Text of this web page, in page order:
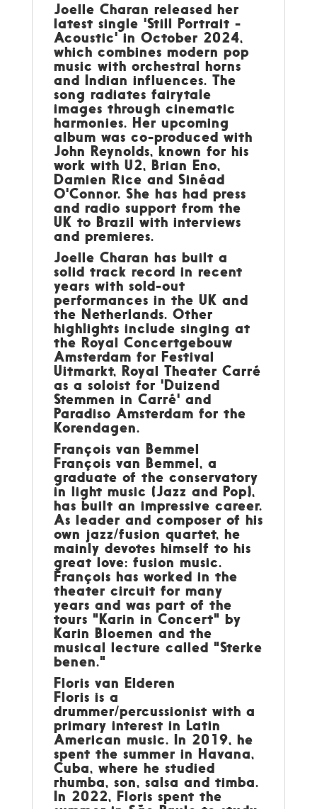
Joelle Charan released her
latest single 'Still Portrait -
Acoustic' in October 2024,
which combines modern pop
music with orchestral horns
and Indian influences. The
song radiates fairytale
images through cinematic
harmonies. Her upcoming
album was co-produced with
John Reynolds, known for his
work with U2, Brian Eno,
Damien Rice and Sinéad
O'Connor. She has had press
and radio support from the
UK to Brazil with interviews
and premieres.
Joelle Charan has built a
solid track record in recent
years with sold-out
performances in the UK and
the Netherlands. Other
highlights include singing at
the Royal Concertgebouw
Amsterdam for Festival
Uitmarkt, Royal Theater Carré
as a soloist for 'Duizend
Stemmen in Carré' and
Paradiso Amsterdam for the
Korendagen.
François van Bemmel
François van Bemmel, a
graduate of the conservatory
in light music (Jazz and Pop),
has built an impressive career.
As leader and composer of his
own jazz/fusion quartet, he
mainly devotes himself to his
great love: fusion music.
François has worked in the
theater circuit for many
years and was part of the
tours "Karin in Concert" by
Karin Bloemen and the
musical lecture called "Sterke
benen."
Floris van Elderen
Floris is a
drummer/percussionist with a
primary interest in Latin
American music. In 2019, he
spent the summer in Havana,
Cuba, where he studied
rhumba, son, salsa and timba.
In 2022, Floris spent the